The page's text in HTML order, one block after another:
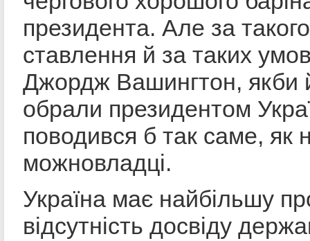
президента. Але за такого
ставлення й за таких
Джордж Вашингтон, якби
обрали президентом
поводився б так саме, як
можновладці.
Україна має найбільшу
відсутність досвіду